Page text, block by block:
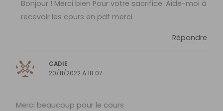
Bonjour ! Merci bien Pour votre sacrifice. Aide-moi à
recevoir les cours en pdf merci
Répondre
CADIE
20/11/2022 À 18:07
Merci beaucoup pour le cours